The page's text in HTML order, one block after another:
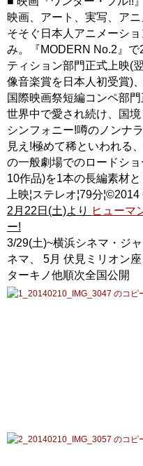
映画、アート、実写、ア
そそぐ日本人アニメーシ
み。『MODERN No.2』
ティション部門正式上映(
像音楽賞を日本人初受賞)
国際映画祭短編コンペ部
世界中で愛され続け、国
シンフォニー!噂のノンナ
見え!極めて稀といわれる
の一般劇場でのロードシ
10作品)を1本の長編素材と
上映¦ステレオ¦79分
2月22日(土)より
ヒューマ
ー!
3/29(土)~横浜シネマ・ジ
ネマ、 5月 伏見ミリオン
ターキノ他順次全国公開